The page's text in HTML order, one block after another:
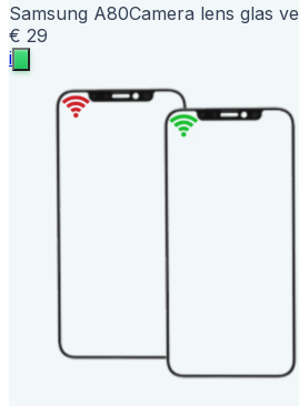
Samsung A80Camera lens glas
€ 29
i